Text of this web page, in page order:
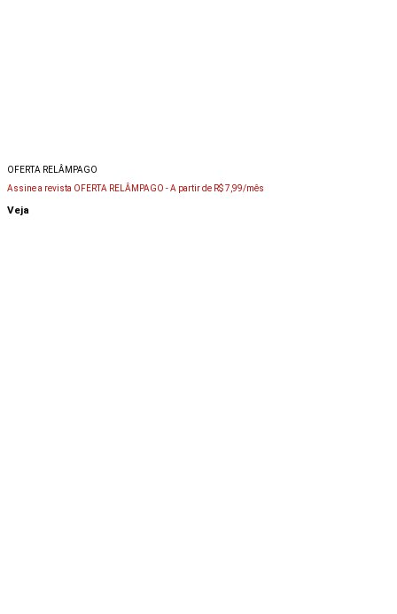
OFERTA RELÂMPAGO
Assine a revista OFERTA RELÂMPAGO -A partir de R$ 7,99/mês
Veja